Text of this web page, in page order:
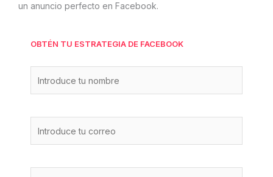
un anuncio perfecto en Facebook.
OBTÉN TU ESTRATEGIA DE FACEBOOK